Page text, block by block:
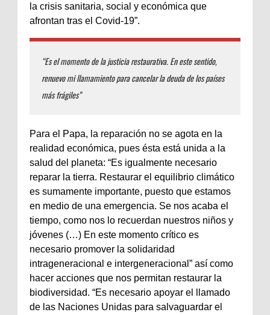
la crisis sanitaria, social y económica que
afrontan tras el Covid-19”.
“Es el momento de la justicia restaurativa. En este sentido,
renuevo mi llamamiento para cancelar la deuda de los países
más frágiles”
Para el Papa, la reparación no se agota en la
realidad económica, pues ésta está unida a la
salud del planeta: “Es igualmente necesario
reparar la tierra. Restaurar el equilibrio climático
es sumamente importante, puesto que estamos
en medio de una emergencia. Se nos acaba el
tiempo, como nos lo recuerdan nuestros niños y
jóvenes (…) En este momento crítico es
necesario promover la solidaridad
intrageneracional e intergeneracional” así como
hacer acciones que nos permitan restaurar la
biodiversidad. “Es necesario apoyar el llamado
de las Naciones Unidas para salvaguardar el